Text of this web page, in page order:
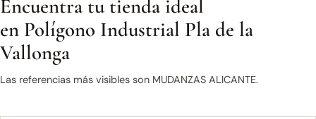
Encuentra tu tienda ideal
en Polígono Industrial Pla de la
Vallonga
Las referencias más visibles son MUDANZAS ALICANTE.